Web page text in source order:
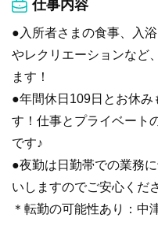
仕事内容
●入所者さまの食事、入
やレクリエーションなど
ます！
●年間休日109日とお休
す！仕事とプライベート
です♪
●夜勤は日勤帯での業務
いしますのでご安心くだ
＊転勤の可能性あり：中